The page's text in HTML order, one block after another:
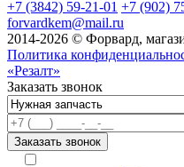
+7 (3842) 59-21-01 +7 (902)
forvardkem@mail.ru
2014-2026 © Форвард,
Политика
«Резалт»
Заказать звонок